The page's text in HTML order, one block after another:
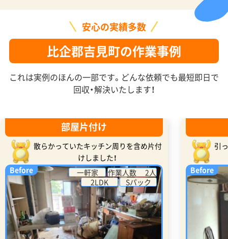
安心の実績多数
比企郡吉見町の作業事例
これは実例のほんの一部です。どんな依頼でも最短即日で
回収・解決いたします！
部屋片付け
散らかっていたキッチン周りを含め片付
けしました！
Before
一軒家
作業人数 2人
2LDK
Sパック
引
Before